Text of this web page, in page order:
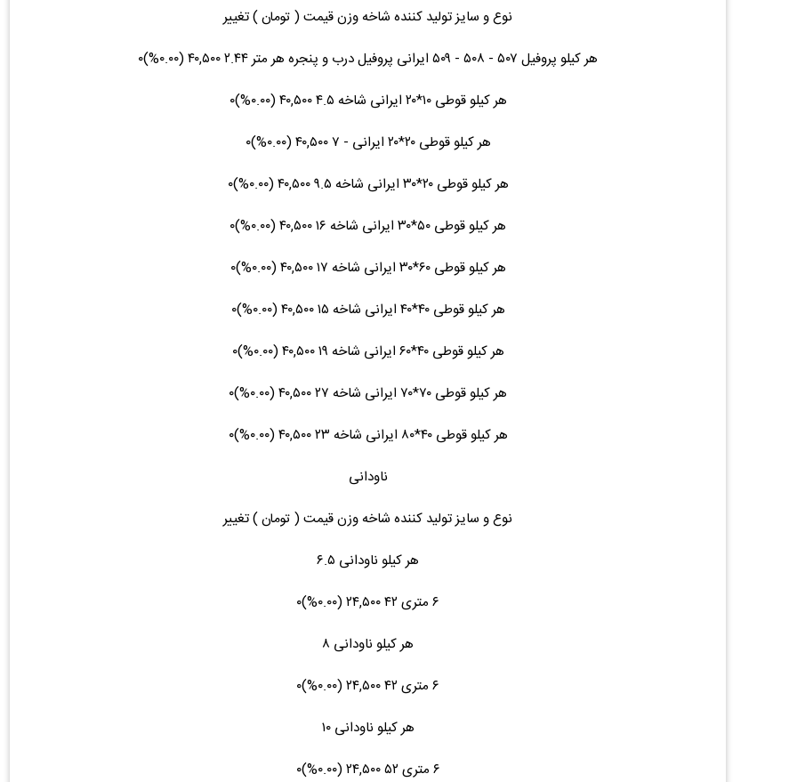
نوع و سایز تولید کننده شاخه وزن قیمت ( تومان ) تغییر
هر کیلو پروفیل ۵۰۷ - ۵۰۸ - ۵۰۹ ایرانی پروفیل درب و پنجره هر متر ۲.۴۴ ۴۰,۵۰۰ (۰.۰۰%)۰
هر کیلو قوطی ۱۰*۲۰ ایرانی شاخه ۴.۵ ۴۰,۵۰۰ (۰.۰۰%)۰
هر کیلو قوطی ۲۰*۲۰ ایرانی - ۷ ۴۰,۵۰۰ (۰.۰۰%)۰
هر کیلو قوطی ۲۰*۳۰ ایرانی شاخه ۹.۵ ۴۰,۵۰۰ (۰.۰۰%)۰
هر کیلو قوطی ۵۰*۳۰ ایرانی شاخه ۱۶ ۴۰,۵۰۰ (۰.۰۰%)۰
هر کیلو قوطی ۶۰*۳۰ ایرانی شاخه ۱۷ ۴۰,۵۰۰ (۰.۰۰%)۰
هر کیلو قوطی ۴۰*۴۰ ایرانی شاخه ۱۵ ۴۰,۵۰۰ (۰.۰۰%)۰
هر کیلو قوطی ۴۰*۶۰ ایرانی شاخه ۱۹ ۴۰,۵۰۰ (۰.۰۰%)۰
هر کیلو قوطی ۷۰*۷۰ ایرانی شاخه ۲۷ ۴۰,۵۰۰ (۰.۰۰%)۰
هر کیلو قوطی ۴۰*۸۰ ایرانی شاخه ۲۳ ۴۰,۵۰۰ (۰.۰۰%)۰
ناودانی
نوع و سایز تولید کننده شاخه وزن قیمت ( تومان ) تغییر
هر کیلو ناودانی ۶.۵
۶ متری ۴۲ ۲۴,۵۰۰ (۰.۰۰%)۰
هر کیلو ناودانی ۸
۶ متری ۴۲ ۲۴,۵۰۰ (۰.۰۰%)۰
هر کیلو ناودانی ۱۰
۶ متری ۵۲ ۲۴,۵۰۰ (۰.۰۰%)۰